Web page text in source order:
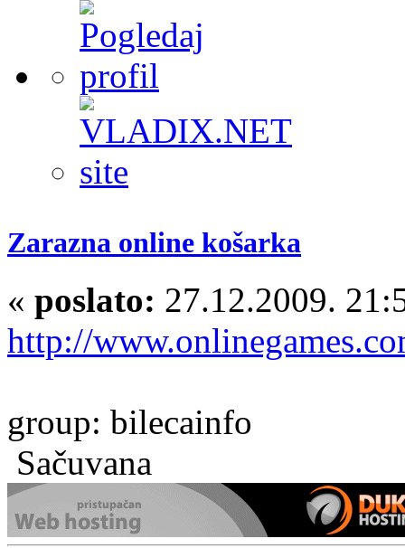
Zarazna online košarka
« poslato: 27.12.2009.
http://
group: bilecainfo
Sačuvana